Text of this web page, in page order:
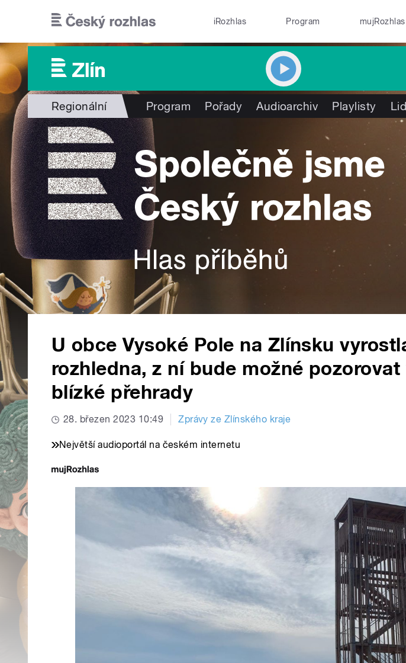
iRozhlas Program mujRozhlas
Regionální Program Pořady Audioarchiv Playlisty
U obce Vysoké Pole na Zlínsku
rozhledna, z ní bude možné pozorovat
blízké přehrady
28. březen 2023 10:49 Zprávy ze Zlínského kraje
Největší audioportál na českém internetu